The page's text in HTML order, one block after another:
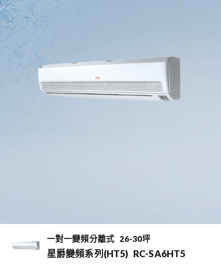
一對一變頻分離式 26-30坪
星爵變頻系列(HT5) RC-SA6HT5